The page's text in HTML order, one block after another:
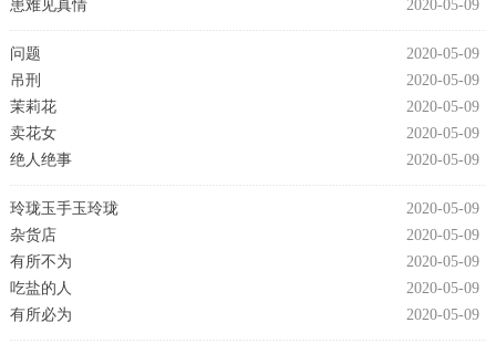
2020-05-09
患难见真情
2020-05-09
问题
2020-05-09
吊刑
2020-05-09
茉莉花
2020-05-09
卖花女
2020-05-09
绝人绝事
2020-05-09
玲珑玉手玉玲珑
2020-05-09
杂货店
2020-05-09
有所不为
2020-05-09
吃盐的人
2020-05-09
有所必为